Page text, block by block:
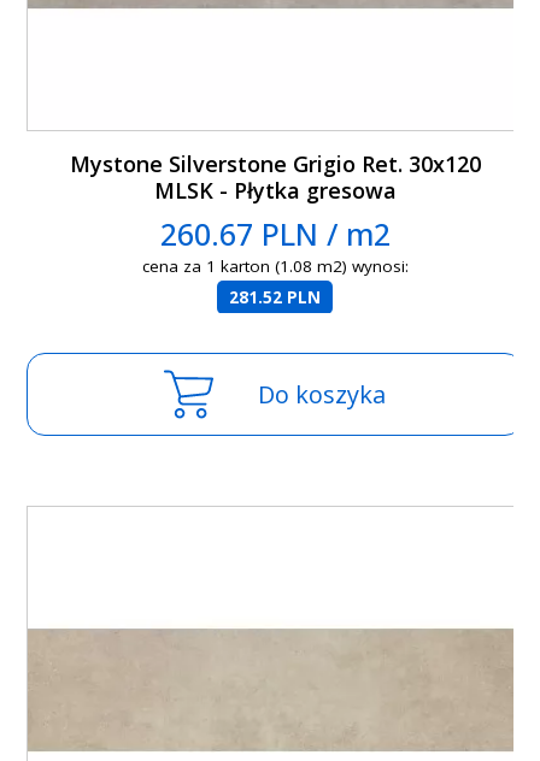
Mystone Silverstone Grigio Ret. 30x120
MLSK - Płytka gresowa
260.67 PLN / m2
cena za 1 karton (1.08 m2) wynosi:
281.52 PLN
Do koszyka